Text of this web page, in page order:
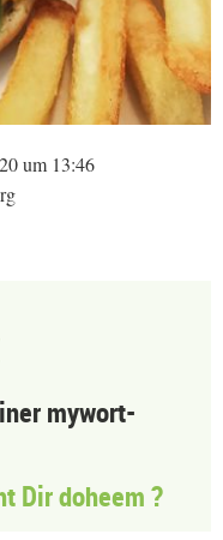
um 13:46
mywort-
Dir doheem ?